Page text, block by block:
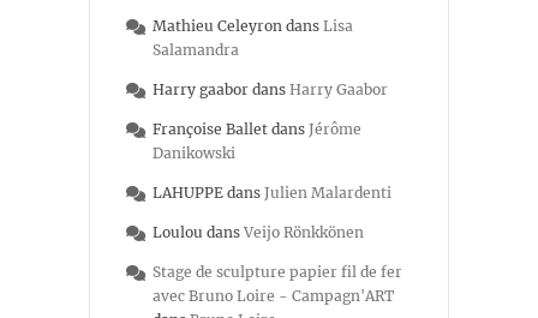
Mathieu Celeyron dans Lisa
Salamandra
Harry gaabor dans Harry Gaabor
Françoise Ballet dans Jérôme
Danikowski
LAHUPPE dans Julien Malardenti
Loulou dans Veijo Rönkkönen
Stage de sculpture papier fil de fer
avec Bruno Loire - Campagn'ART